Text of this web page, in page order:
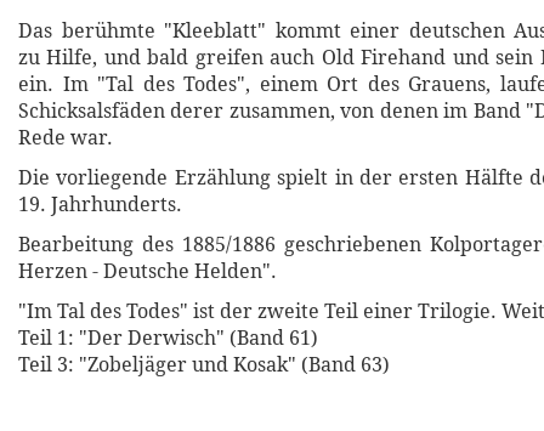
Das berühmte "Kleeblatt" kommt einer deutschen
zu Hilfe, und bald greifen auch Old Firehand und sein
ein. Im "Tal des Todes", einem Ort des Grauens,
Schicksalsfäden derer zusammen, von denen im Band
Rede war.
Die vorliegende Erzählung spielt in der ersten Hälfte
19. Jahrhunderts.
Bearbeitung des 1885/1886 geschriebenen
Herzen - Deutsche Helden".
"Im Tal des Todes" ist der zweite Teil einer Trilogie.
Teil 1: "Der Derwisch" (Band 61)
Teil 3: "Zobeljäger und Kosak" (Band 63)